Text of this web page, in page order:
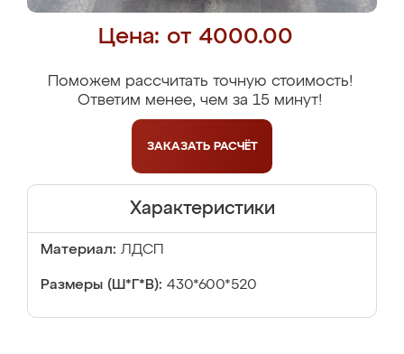
Цена: от 4000.00
Поможем рассчитать точную стоимость!
Ответим менее, чем за 15 минут!
ЗАКАЗАТЬ РАСЧЁТ
Характеристики
Материал: ЛДСП
Размеры (Ш*Г*В): 430*600*520